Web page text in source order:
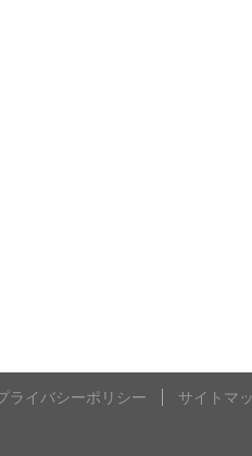
ライバシーポリシー サイトマ